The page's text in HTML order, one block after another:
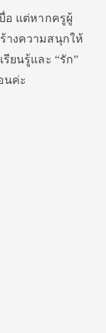
อ แต่หากครูผู้
างความสนุกให้
ยนรู้และ “รัก”
นค่ะ